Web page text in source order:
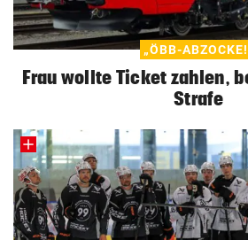
„ÖBB-
Frau wollte Ticket zahlen,
Strafe